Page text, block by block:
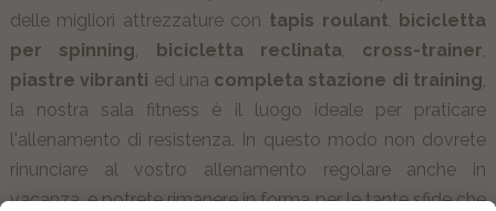
delle migliori attrezzature con tapis roulant, bicicletta
per
spinning, bicicletta reclinata, cross-trainer,
piastre vibranti ed una completa stazione di training,
la nostra sala fitness è il luogo ideale per praticare
l'allenamento di resistenza. In questo modo non dovrete
rinunciare al vostro allenamento regolare anche in
vacanza, e potrete rimanere in forma per le tante sfide che